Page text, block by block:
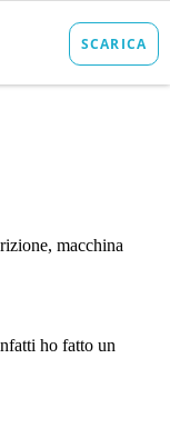
macchina
ho fatto un